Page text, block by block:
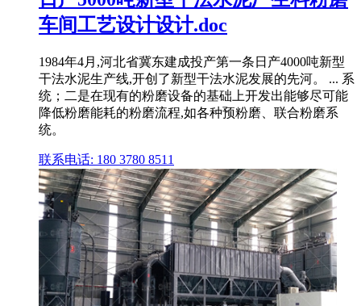
车间工艺设计设计.doc
1984年4月,河北省冀东建成投产第一条日产4000吨新型
干法水泥生产线,开创了新型干法水泥发展的先河。 ... 系
统；二是在现有的粉磨设备的基础上开发出能够尽可能
降低粉磨能耗的粉磨流程,如各种预粉磨、联合粉磨系
统。
联系电话: 180 3780 8511